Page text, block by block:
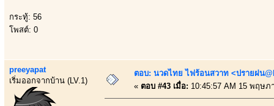
กระทู้: 56
โพสต์: 0
preeyapat
เริ่มออกจากบ้าน (LV.1)
ตอบ: นวดไทย ไฟร้อนสวาท <ปรายฝน
« ตอบ #43 เมื่อ: 10:45:57 AM 15 พฤษภ